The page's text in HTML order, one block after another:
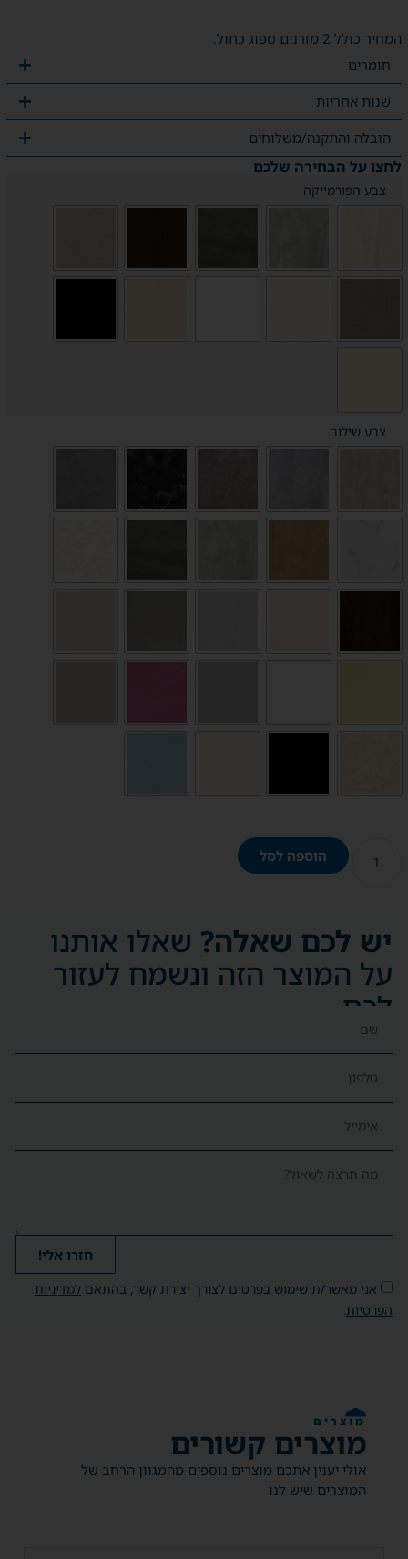
המחיר כולל 2 מזרנים ספוג כחול.
חומרים
שנות אחריות
הובלה והתקנה/משלוחים
לחצו על הבחירה שלכם
צבע הפורמייקה
צבע שילוב
הוספה לסל
יש לכם שאלה? שאלו אותנו
על המוצר הזה ונשמח לעזור
לכם
אני מאשר/ת שימוש בפרטים לצורך יצירת קשר, בהתאם למדיניות
הפרטיות.
חזרו אלי!
מוצרים
מוצרים קשורים
אולי יענין אתכם מוצרים נוספים מהמגוון הרחב של
המוצרים שיש לנו